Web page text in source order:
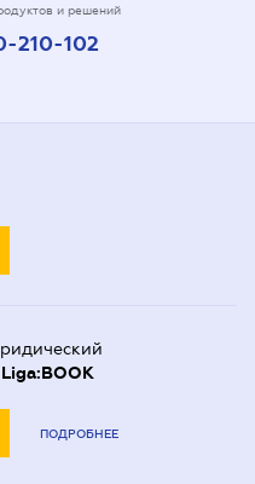
и решений
210-102
Liga:BOOK
ПОДРОБНЕЕ